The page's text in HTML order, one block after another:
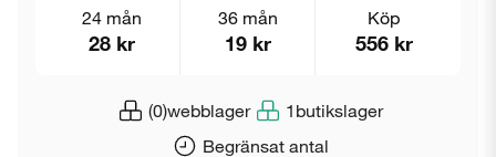
(0)webblager 1 butikslager
Begränsat antal
24 mån
28 kr
36 mån
19 kr
Köp
556 kr